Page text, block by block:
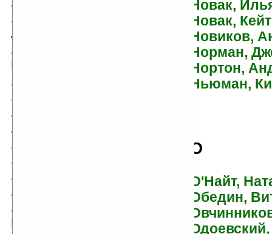
Андреев, Игорь
Львович
Андреев, Николай
Юрьевич
Андреева, Юлия
Андриенко, Владимир
Андронати, Ирина
Андронова, Лора
Аникин, Андрей
Анорин, Павел
Антонов, Антон
Апдайк, Джон
Аренев(Пузий),
Владимир
Новак,
Новак, Кейт
Новиков,
Норман,
Нортон,
Ньюман,
О
О'Найт,
Обедин,